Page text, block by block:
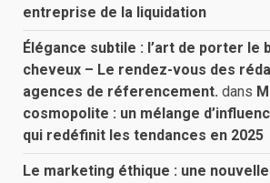
entreprise de la liquidation
Élégance subtile : l’art de porter le
cheveux – Le rendez-vous des
agences de réferencement. dans
cosmopolite : un mélange
qui redéfinit les tendances en 2025
Le marketing éthique : une